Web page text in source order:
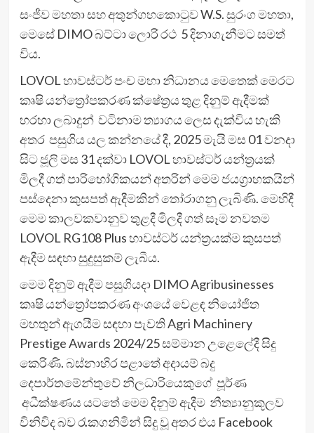
සංජීව මහතා සහ අතුන්ගහකොටුව W.S. සුරංග මහතා,
මෙසේ DIMO බට්ටා ලොරි රථ 5 දිනාගැනීමට සමත්
විය.
LOVOL හාවස්ටර් පංච මහා නිධානය මෙතෙක් මෙරට
කෘෂි යන්ත්‍රෝපකරණ ක්ෂේත්‍රය තුළ දිනුම් ඇදීමක්
හරහා ලබාදුන් වටිනාම ත්‍යාගය ලෙස දැක්විය හැකි
අතර පසුගිය යල කන්නයේ දී, 2025 මැයි මස 01 වනදා
සිට ජූලි මස 31 දක්වා LOVOL හාවස්ටර් යන්ත්‍රයක්
මිලදී ගත් පාරිභෝගිකයන් අතරින් මෙම ජයග්‍රාහකයින්
පස්දෙනා කුසපත් ඇදීමකින් තෝරාගනු ලැබිණි. මෙහිදී
මෙම කාලවකවානුව තුළදී මිලදී ගත් සෑම නවතම
LOVOL RG108 Plus හාවස්ටර් යන්ත්‍රයක්ම කුසපත්
ඇදීම සඳහා සුදුසුකම් ලැබීය.
මෙම දිනුම් ඇදීම පසුගියදා DIMO Agribusinesses
කෘෂි යන්ත්‍රෝපකරණ අංශයේ වෙළඳ නියෝජිත
මහතුන් ඇගයීම සඳහා පැවති Agri Machinery
Prestige Awards 2024/25 සම්මාන උළෙලේදී සිදු
කෙරිණි. බස්නාහිර පළාතේ අදායම් බදු
දෙපාර්තමේන්තුවේ නිලධාරියෙකුගේ පූර්ණ
අධීක්ෂණය යටතේ මෙම දිනුම් ඇදීම නීත්‍යානුකූලව
විනිවිද බව රැකගනිමින් සිදු වූ අතර එය Facebook